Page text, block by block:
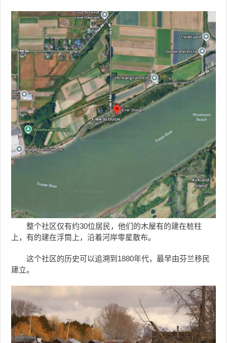
整个社区仅有约30位居民，他们的木屋有的建在桩柱
上，有的建在浮筒上，沿着河岸零星散布。
这个社区的历史可以追溯到1880年代，最早由芬兰移民
建立。